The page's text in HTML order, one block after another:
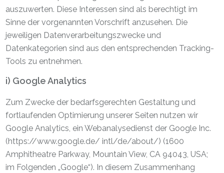
auszuwerten. Diese Interessen sind als berechtigt im
Sinne der vorgenannten Vorschrift anzusehen. Die
jeweiligen Datenverarbeitungszwecke und
Datenkategorien sind aus den entsprechenden Tracking-
Tools zu entnehmen.
i) Google Analytics
Zum Zwecke der bedarfsgerechten Gestaltung und
fortlaufenden Optimierung unserer Seiten nutzen wir
Google Analytics, ein Webanalysedienst der Google Inc.
(https://www.google.de/ intl/de/about/) (1600
Amphitheatre Parkway, Mountain View, CA 94043, USA;
im Folgenden „Google“). In diesem Zusammenhang